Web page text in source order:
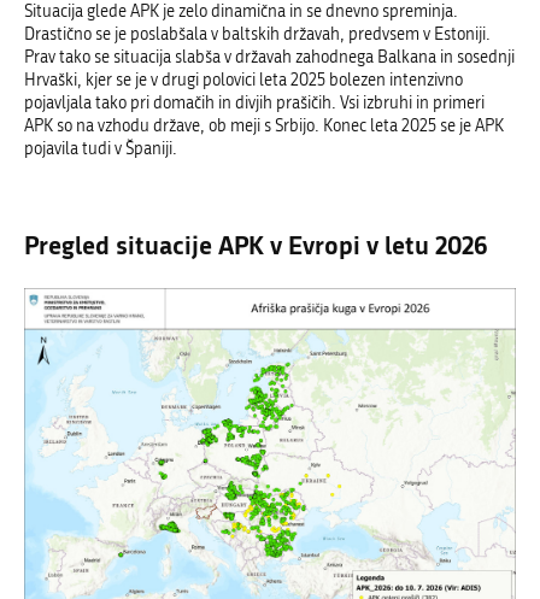
Situacija glede APK je zelo dinamična in se dnevno spreminja.
Drastično se je poslabšalav baltskih državah, predvsem v Estoniji.
Prav tako se situacija slabša v državah zahodnega Balkana in sosednji
Hrvaški, kjer se je v drugi polovici leta 2025 bolezen intenzivno
pojavljala tako pri domačih in divjih prašičih. Vsi izbruhi in primeri
APK so na vzhodu države, ob meji s Srbijo. Konec leta 2025 se je APK
pojavila tudi v Španiji.
Pregled situacije APK v Evropi v letu 2026